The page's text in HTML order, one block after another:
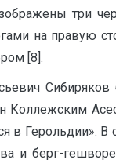
на правую
[8].
Коллежским
в Герольдии».
и берг-